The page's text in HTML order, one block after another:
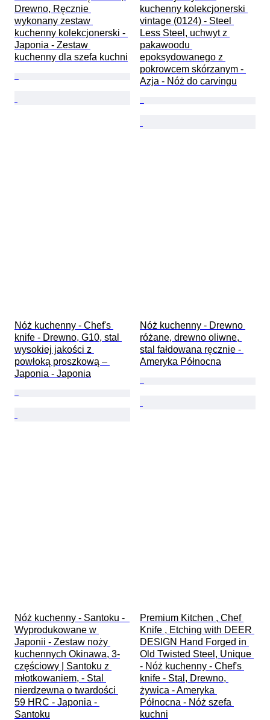
Drewno, Ręcznie
wykonany zestaw
kuchenny kolekcjonerski -
Japonia - Zestaw
kuchenny dla szefa kuchni
kuchenny kolekcjonerski
vintage (0124) - Steel
Less Steel, uchwyt z
pakawoodu
epoksydowanego z
pokrowcem skórzanym -
Azja - Nóż do carvingu
Nóż kuchenny - Chef's
knife - Drewno, G10, stal
wysokiej jakości z
powłoką proszkową –
Japonia - Japonia
Nóż kuchenny - Drewno
różane, drewno oliwne,
stal fałdowana ręcznie -
Ameryka Północna
Nóż kuchenny - Santoku -
Wyprodukowane w
Japonii - Zestaw noży
kuchennych Okinawa, 3-
częściowy | Santoku z
młotkowaniem, - Stal
nierdzewna o twardości
59 HRC - Japonia -
Santoku
Premium Kitchen , Chef
Knife , Etching with DEER
DESIGN Hand Forged in
Old Twisted Steel, Unique
- Nóż kuchenny - Chef's
knife - Stal, Drewno,
żywica - Ameryka
Północna - Nóż szefa
kuchni